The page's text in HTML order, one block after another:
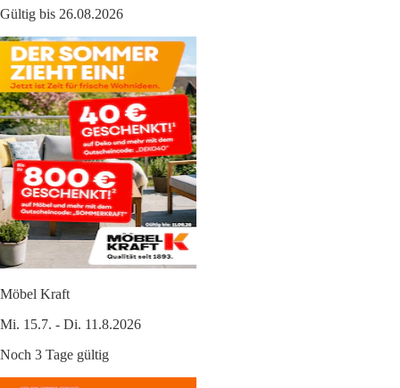
Gültig bis 26.08.2026
Möbel Kraft
Mi. 15.7. - Di. 11.8.2026
Noch 3 Tage gültig